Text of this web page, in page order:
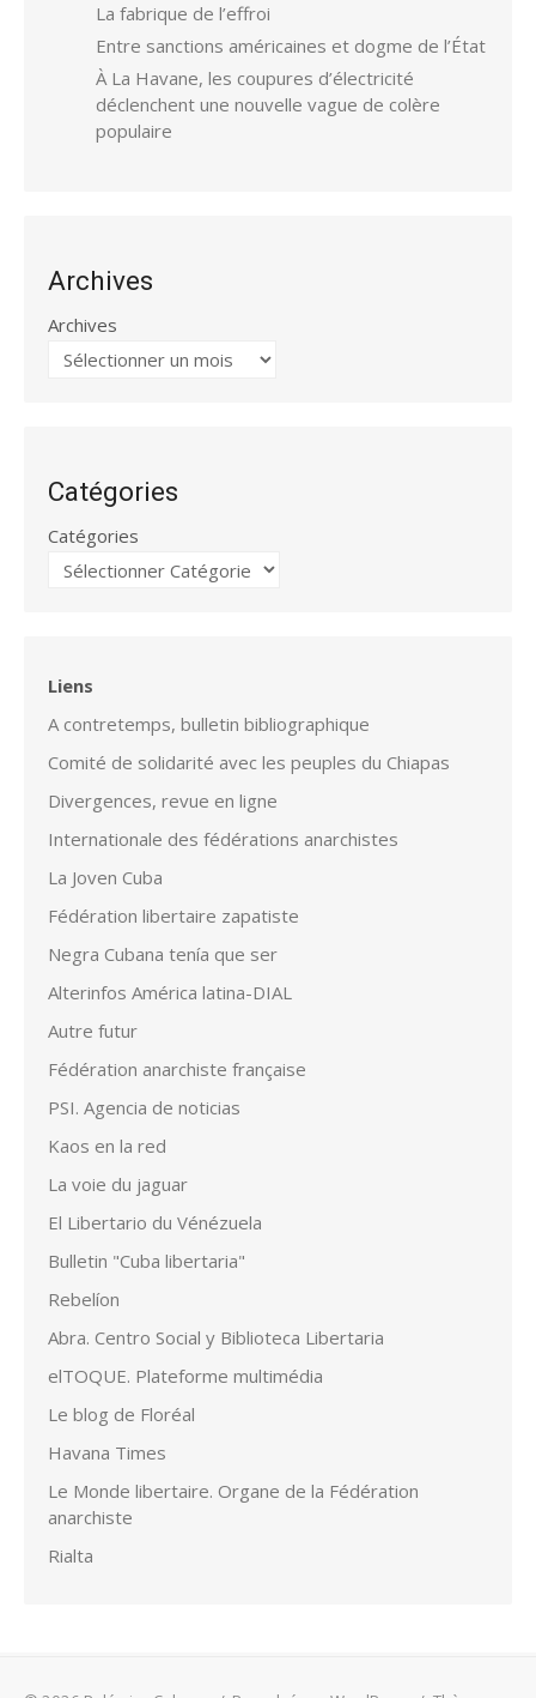
La fabrique de l’effroi
Entre sanctions américaines et dogme de l’État
À La Havane, les coupures d’électricité
déclenchent une nouvelle vague de colère
populaire
Archives
Archives
Catégories
Catégories
Liens
A contretemps, bulletin bibliographique
Comité de solidarité avec les peuples du Chiapas
Divergences, revue en ligne
Internationale des fédérations anarchistes
La Joven Cuba
Fédération libertaire zapatiste
Negra Cubana tenía que ser
Alterinfos América latina-DIAL
Autre futur
Fédération anarchiste française
PSI. Agencia de noticias
Kaos en la red
La voie du jaguar
El Libertario du Vénézuela
Bulletin "Cuba libertaria"
Rebelíon
Abra. Centro Social y Biblioteca Libertaria
elTOQUE. Plateforme multimédia
Le blog de Floréal
Havana Times
Le Monde libertaire. Organe de la Fédération
anarchiste
Rialta